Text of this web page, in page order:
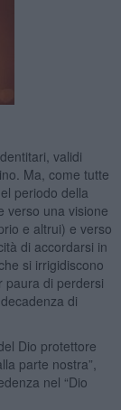
validi
Ma, come tutte
periodo della
verso una visione
e altrui) e verso
di accordarsi in
si irrigidiscono
paura di perdersi
di
Dio protettore
parte nostra”,
nel “Dio